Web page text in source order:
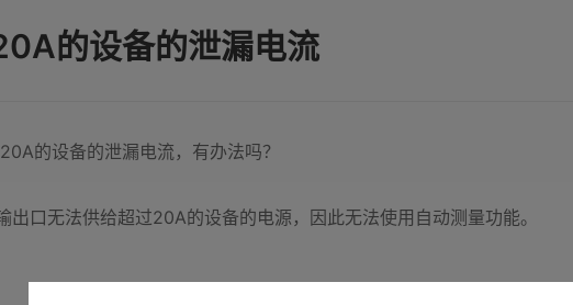
的设备的泄漏电流
的设备的泄漏电流，有办法吗？
口无法供给超过20A的设备的电源，因此无法使用自动测量功能。